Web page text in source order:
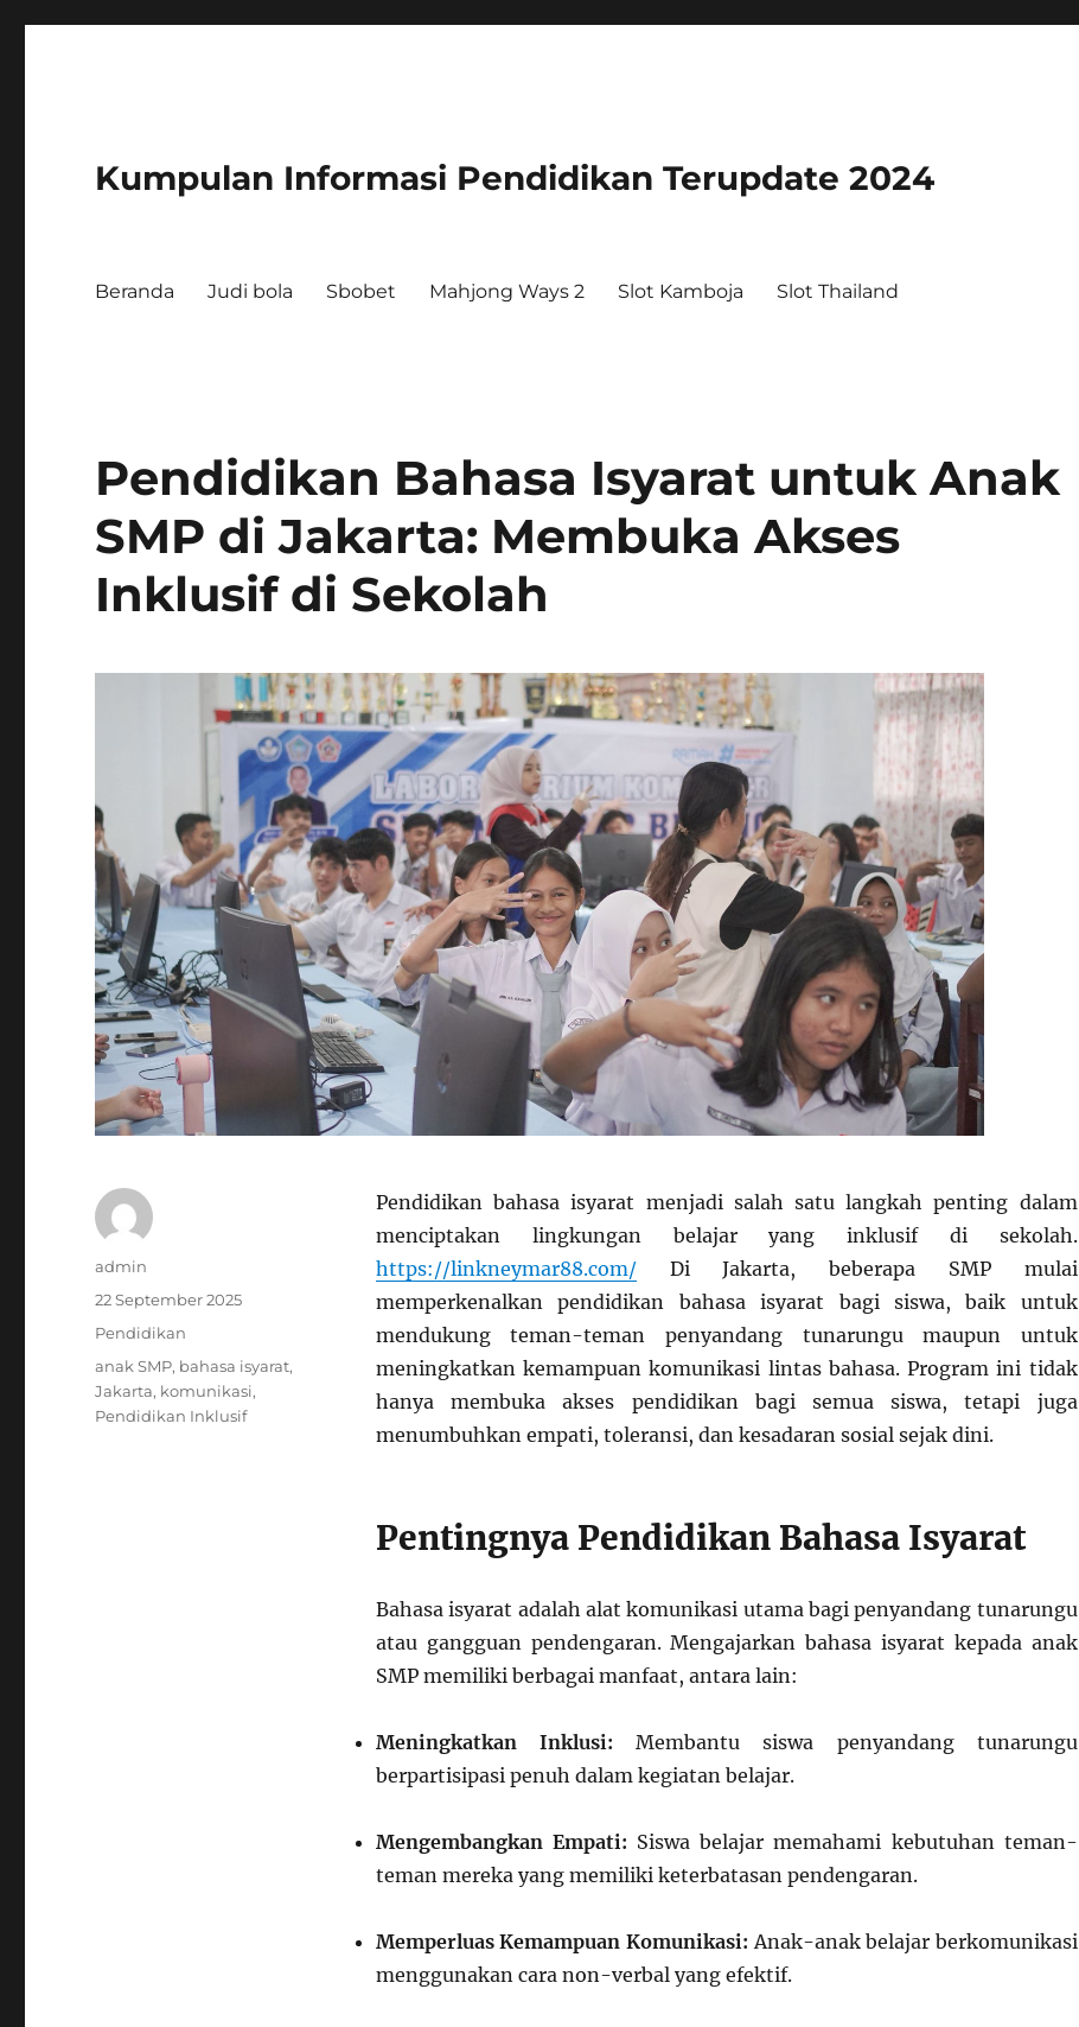
Kumpulan Informasi Pendidikan Terupdate 2024
Beranda Judi bola Sbobet Mahjong Ways 2 Slot Kamboja Slot Thailand
Pendidikan Bahasa Isyarat untuk Anak
SMP di Jakarta: Membuka Akses
Inklusif di Sekolah
Pendidikan bahasa isyarat menjadi salah satu langkah penting dalam
menciptakan lingkungan belajar yang inklusif di sekolah.
https://linkneymar88.com/Di Jakarta, beberapa SMP mulai
memperkenalkan pendidikan bahasa isyarat bagi siswa, baik untuk
mendukung teman-teman penyandang tunarungu maupun untuk
meningkatkan kemampuan komunikasi lintas bahasa. Program ini tidak
hanya membuka akses pendidikan bagi semua siswa, tetapi juga
menumbuhkan empati, toleransi, dan kesadaran sosial sejak dini.
Pentingnya Pendidikan Bahasa Isyarat
Bahasa isyarat adalah alat komunikasi utama bagi penyandang tunarungu
atau gangguan pendengaran. Mengajarkan bahasa isyarat kepada anak
SMP memiliki berbagai manfaat, antara lain:
Meningkatkan Inklusi: Membantu siswa penyandang tunarungu
berpartisipasi penuh dalam kegiatan belajar.
Mengembangkan Empati: Siswa belajar memahami kebutuhan teman-
teman mereka yang memiliki keterbatasan pendengaran.
Memperluas Kemampuan Komunikasi: Anak-anak belajar berkomunikasi
menggunakan cara non-verbal yang efektif.
Author
admin
Posted
22 September 2025
Categories
Pendidikan
Tags
anak SMP, bahasa isyarat,
Jakarta, komunikasi,
Pendidikan Inklusif